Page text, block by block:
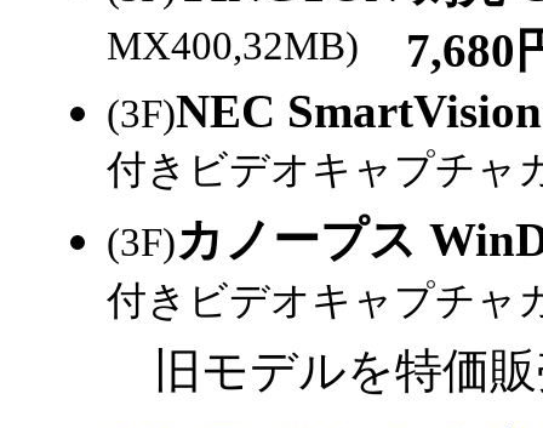
MX400,32MB) 7,680
(3F)NEC
付きビデオキャプチャ
(3F)カノープス
付きビデオキャプチャ
旧モデルを特価販